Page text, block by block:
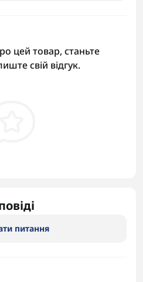
цей товар, станьте
свій відгук.
питання